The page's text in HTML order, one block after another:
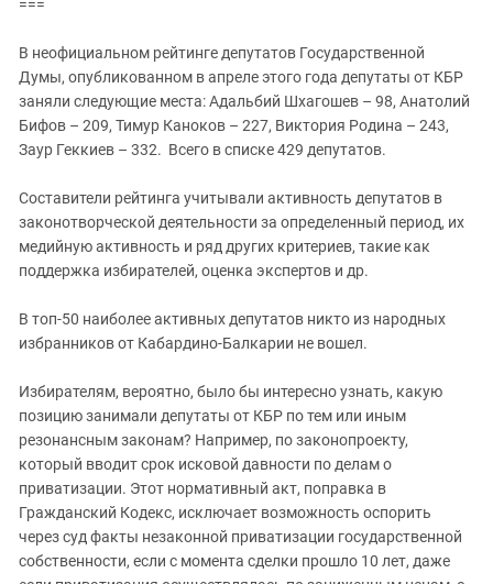
===
В неофициальном рейтинге депутатов Государственной
Думы, опубликованном в апреле этого года депутаты от КБР
заняли следующие места: Адальбий Шхагошев – 98, Анатолий
Бифов – 209, Тимур Каноков – 227, Виктория Родина – 243,
Заур Геккиев – 332. Всего в списке 429 депутатов.
Составители рейтинга учитывали активность депутатов в
законотворческой деятельности за определенный период, их
медийную активность и ряд других критериев, такие как
поддержка избирателей, оценка экспертов и др.
В топ-50 наиболее активных депутатов никто из народных
избранников от Кабардино-Балкарии не вошел.
Избирателям, вероятно, было бы интересно узнать, какую
позицию занимали депутаты от КБР по тем или иным
резонансным законам? Например, по законопроекту,
который вводит срок исковой давности по делам о
приватизации. Этот нормативный акт, поправка в
Гражданский Кодекс, исключает возможность оспорить
через суд факты незаконной приватизации государственной
собственности, если с момента сделки прошло 10 лет, даже